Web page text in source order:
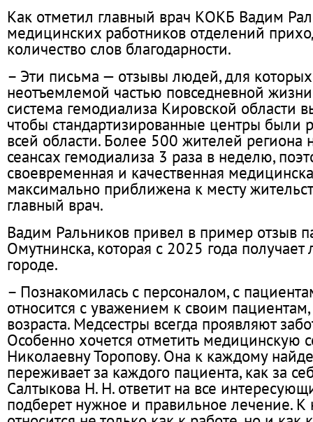
Как отметил главный врач КОКБ Вадим
медицинских работников отделений
количество слов благодарности.
– Эти письма — отзывы людей, для
неотъемлемой частью повседневной
система гемодиализа Кировской области
чтобы стандартизированные центры были
всей области. Более 500 жителей региона
сеансах гемодиализа 3 раза в неделю,
своевременная и качественная
максимально приближена к месту
главный врач.
Вадим Ральников привел в пример отзыв
Омутнинска, которая с 2025 года
городе.
– Познакомилась с персоналом, с
относится с уважением к своим
возраста. Медсестры всегда проявляют
Особенно хочется отметить медицинскую
Николаевну Торопову. Она к каждому
переживает за каждого пациента, как за
Салтыкова Н. Н. ответит на все
подберет нужное и правильное лечение. К